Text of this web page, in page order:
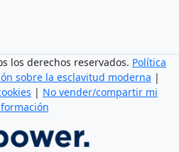
los derechos reservados. Política
sobre la esclavitud moderna |
| No vender/compartir mi